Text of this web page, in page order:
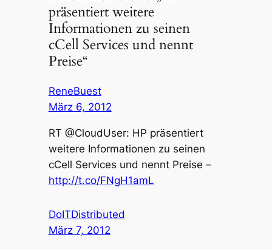
präsentiert weitere
Informationen zu seinen
cCell Services und nennt
Preise“
ReneBuest
März 6, 2012
RT @CloudUser: HP präsentiert
weitere Informationen zu seinen
cCell Services und nennt Preise –
http://t.co/FNgH1amL
DoITDistributed
März 7, 2012